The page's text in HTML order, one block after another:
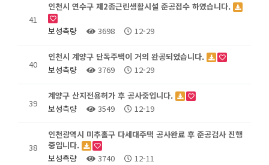
41
인천시 연수구 제2종근린생활시설 준공접수 하였습니다.
보성측량 3698 12-29
40
인천시 계양구 단독주택이 거의 완공되었습니다.
보성측량
3769 12-29
39
계양구 산지전용허가 후 공사중입니다.
보성측량
3549 12-19
38
인천광역시 미추홀구 다세대주택 공사완료 후 준공검사 진행
중입니다.
보성측량
3740 12-11